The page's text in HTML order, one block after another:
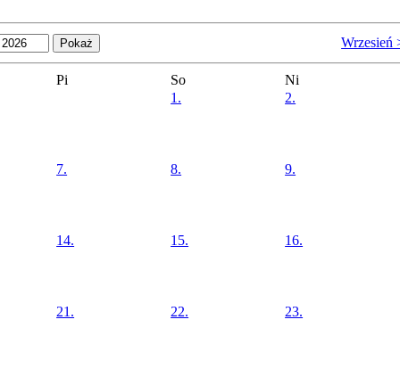
Wrzesień
Pi So
Ni
1.
2.
7. 8. 9.
14. 15. 16.
21. 22. 23.